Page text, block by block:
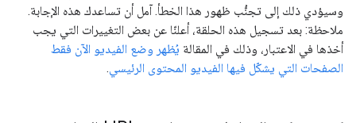
وسيؤدي ذلك إلى تجنُّب ظهور هذا الخطأ. آمل أن تساعدك هذه الإجابة.
ملاحظة: بعد تسجيل هذه الحلقة، أعلنّا عن بعض التغييرات التي يجب
أخذها في الاعتبار، وذلك في المقالة يُظهر وضع الفيديو الآن فقط
الصفحات التي يشكّل فيها الفيديو المحتوى الرئيسي.